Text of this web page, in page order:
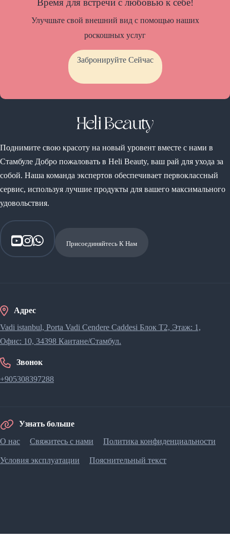
Время для встречи с любовью к себе!
Улучшьте свой внешний вид с помощью наших
роскошных услуг
Забронируйте Сейчас
Поднимите свою красоту на новый уровент вместе с нами в
Стамбуле Добро пожаловать в Heli Beauty, ваш рай для ухода за
собой. Наша команда экспертов обеспечивает первоклассный
сервис, используя лучшие продукты для вашего максимального
удовольствия.
Присоединяйтесь К Нам
Адрес
Vadi istanbul, Porta Vadi Cendere Caddesi​ Блок T2, Этаж: 1,
Офис: 10, 34398 Каитане/Стамбул.
Звонок
+905308397288
Узнать больше
О нас
Свяжитесь с нами Политика конфиденциальности
Условия эксплуатации Пояснительный текст